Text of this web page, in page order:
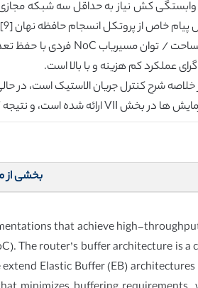
عملکرد کم هزینه و با بالا است.
بخشی از
that achieve high-
The router’s buffer architecture is a
Elastic Buffer (EB)